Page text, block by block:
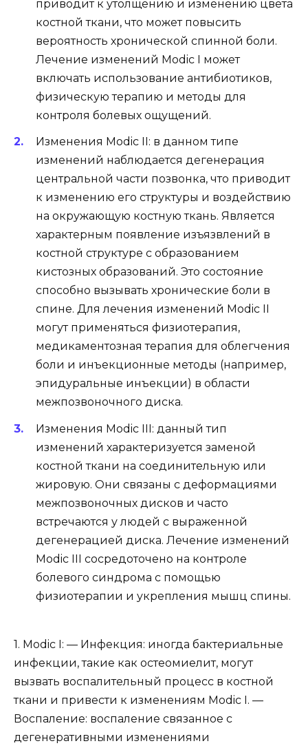
приводит к утолщению и изменению цвета
костной ткани, что может повысить
вероятность хронической спинной боли.
Лечение изменений Modic I может
включать использование антибиотиков,
физическую терапию и методы для
контроля болевых ощущений.
Изменения Modic II: в данном типе
изменений наблюдается дегенерация
центральной части позвонка, что приводит
к изменению его структуры и воздействию
на окружающую костную ткань. Является
характерным появление изъязвлений в
костной структуре с образованием
кистозных образований. Это состояние
способно вызывать хронические боли в
спине. Для лечения изменений Modic II
могут применяться физиотерапия,
медикаментозная терапия для облегчения
боли и инъекционные методы (например,
эпидуральные инъекции) в области
межпозвоночного диска.
Изменения Modic III: данный тип
изменений характеризуется заменой
костной ткани на соединительную или
жировую. Они связаны с деформациями
межпозвоночных дисков и часто
встречаются у людей с выраженной
дегенерацией диска. Лечение изменений
Modic III сосредоточено на контроле
болевого синдрома с помощью
физиотерапии и укрепления мышц спины.
1. Modic I: — Инфекция: иногда бактериальные
инфекции, такие как остеомиелит, могут
вызвать воспалительный процесс в костной
ткани и привести к изменениям Modic I. —
Воспаление: воспаление связанное с
дегенеративными изменениями